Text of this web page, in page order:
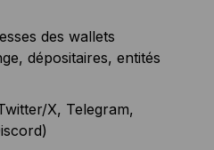
des wallets
dépositaires, entités
X, Telegram,